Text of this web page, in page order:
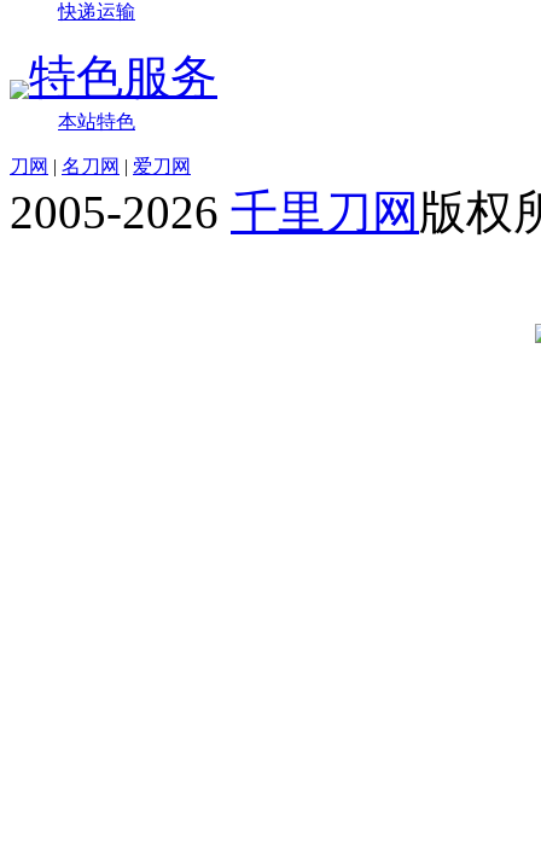
快递运输
特色服务
本站特色
刀网 | 名刀网 | 爱刀网
2005-2026 千里刀网 版权